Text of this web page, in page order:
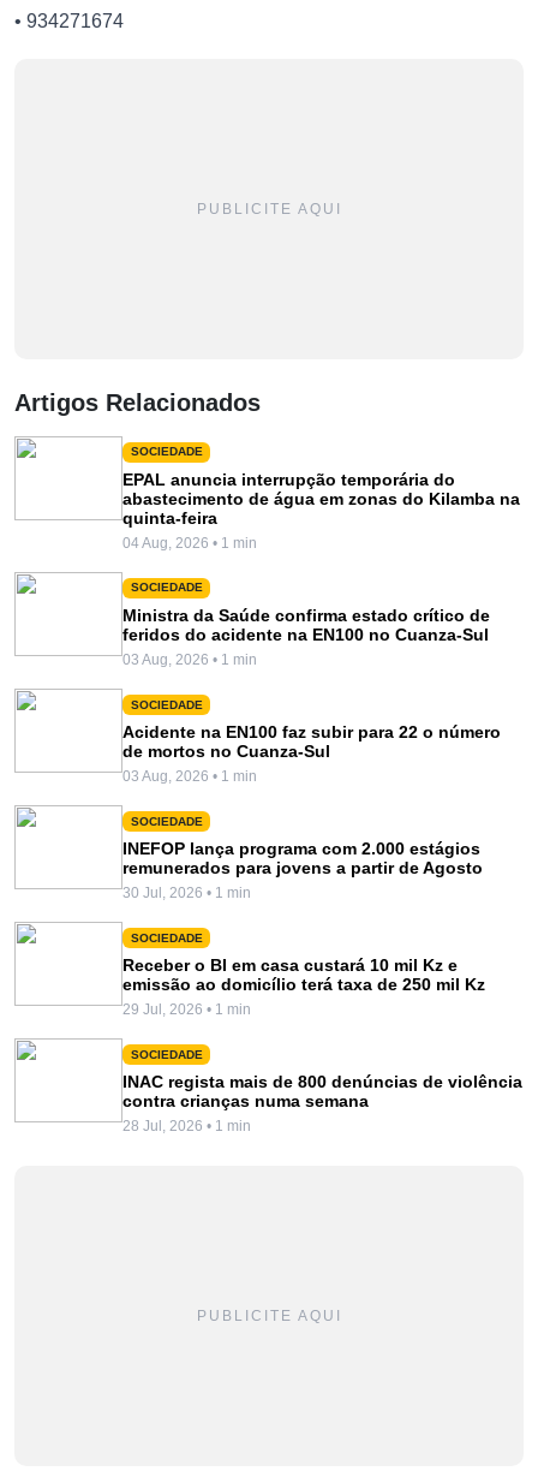
• 934271674
PUBLICITE AQUI
Artigos Relacionados
SOCIEDADE
EPAL anuncia interrupção temporária do
abastecimento de água em zonas do Kilamba na
quinta-feira
04 Aug, 2026 • 1 min
SOCIEDADE
Ministra da Saúde confirma estado crítico de
feridos do acidente na EN100 no Cuanza-Sul
03 Aug, 2026 • 1 min
SOCIEDADE
Acidente na EN100 faz subir para 22 o número
de mortos no Cuanza-Sul
03 Aug, 2026 • 1 min
SOCIEDADE
INEFOP lança programa com 2.000 estágios
remunerados para jovens a partir de Agosto
30 Jul, 2026 • 1 min
SOCIEDADE
Receber o BI em casa custará 10 mil Kz e
emissão ao domicílio terá taxa de 250 mil Kz
29 Jul, 2026 • 1 min
SOCIEDADE
INAC regista mais de 800 denúncias de violência
contra crianças numa semana
28 Jul, 2026 • 1 min
PUBLICITE AQUI